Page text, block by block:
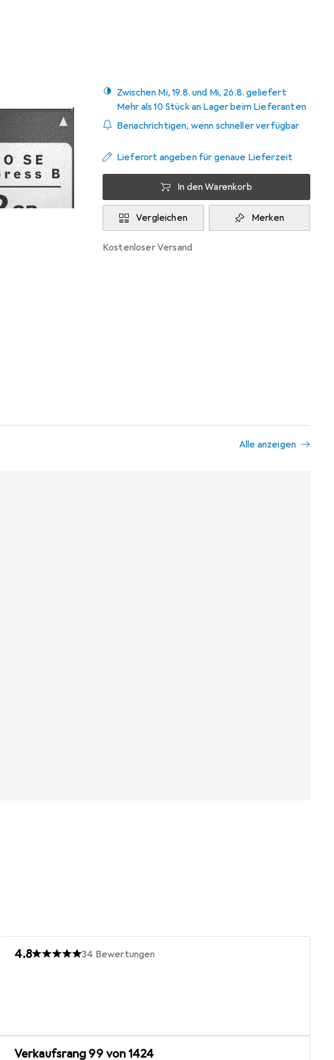
Zwischen Mi, 19.8. und Mi, 26.8. geliefert
Mehr als 10 Stück an Lager beim Lieferanten
Benachrichtigen, wenn schneller verfügbar
Lieferort angeben für genaue Lieferzeit
In den Warenkorb
Vergleichen Merken
kostenloser Versand
Alle anzeigen
4.8 34 Bewertungen
Verkaufsrang 99 von 1424